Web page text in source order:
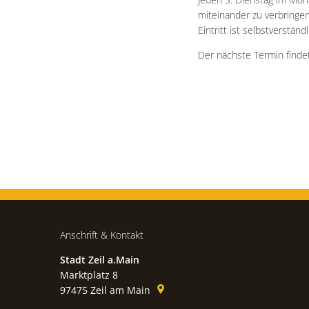
miteinander zu
Eintritt ist
Der nächste Termin
Anschrift & Kontakt
Stadt Zeil a.Main
Marktplatz 8
97475 Zeil am Main